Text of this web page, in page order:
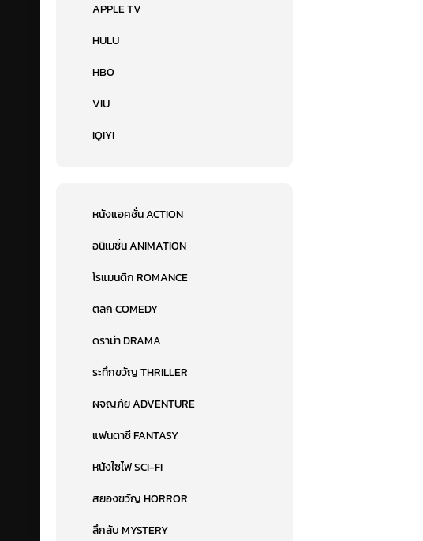
APPLE TV
HULU
HBO
VIU
IQIYI
หนังแอคชั่น ACTION
อนิเมชั่น ANIMATION
โรแมนติก ROMANCE
ตลก COMEDY
ดราม่า DRAMA
ระทึกขวัญ THRILLER
ผจญภัย ADVENTURE
แฟนตาซี FANTASY
หนังไซไฟ SCI-FI
สยองขวัญ HORROR
ลึกลับ MYSTERY